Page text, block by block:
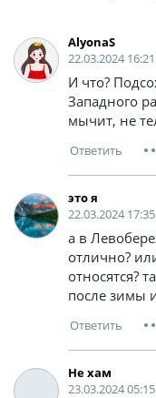
AlyonaS
22.03.2024 16:21
И что?
Западного
мычит, не
это я
22.03.2024 17:35
а в
отлично?
относятся?
после зимы
Не хам
23.03.2024 05:15